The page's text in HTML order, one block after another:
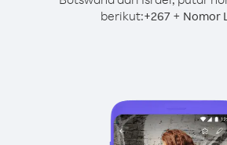
berikut:+267+ Nomor